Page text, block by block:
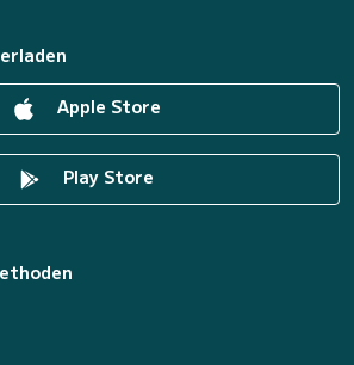
Apple Store
Play Store